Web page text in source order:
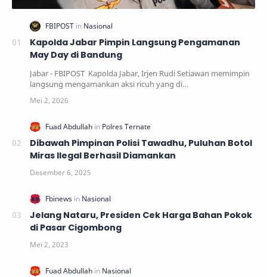
Kapolda Jabar Pimpin Langsung Pengamanan
May Day di Bandung
Jabar - FBIPOST Kapolda Jabar, Irjen Rudi Setiawan memimpin
langsung mengamankan aksi ricuh yang di…
Dibawah Pimpinan Polisi Tawadhu, Puluhan Botol
Miras Ilegal Berhasil Diamankan
Jelang Nataru, Presiden Cek Harga Bahan Pokok
di Pasar Cigombong